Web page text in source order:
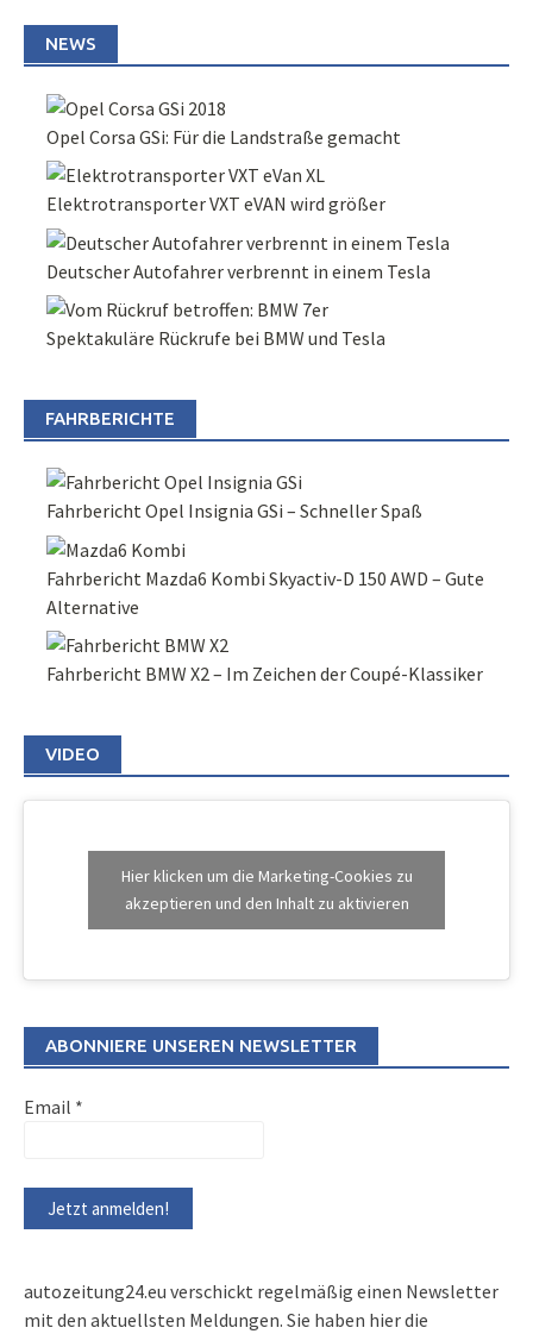
NEWS
Opel Corsa GSi: Für die Landstraße gemacht
Elektrotransporter VXT eVAN wird größer
Deutscher Autofahrer verbrennt in einem Tesla
Spektakuläre Rückrufe bei BMW und Tesla
FAHRBERICHTE
Fahrbericht Opel Insignia GSi – Schneller Spaß
Fahrbericht Mazda6 Kombi Skyactiv-D 150 AWD – Gute
Alternative
Fahrbericht BMW X2 – Im Zeichen der Coupé-Klassiker
VIDEO
Hier klicken um die Marketing-Cookies zu
akzeptieren und den Inhalt zu aktivieren
ABONNIERE UNSEREN NEWSLETTER
Email *
autozeitung24.eu verschickt regelmäßig einen Newsletter
mit den aktuellsten Meldungen. Sie haben hier die